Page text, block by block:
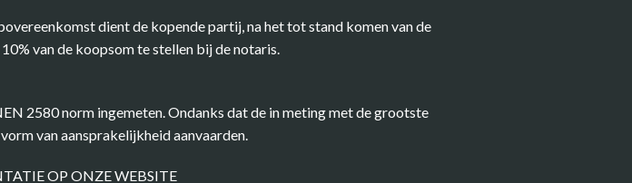
dient de kopende partij, na het tot stand komen van de
van de koopsom te stellen bij de notaris.
2580 norm ingemeten. Ondanks dat de in meting met de grootste
van aansprakelijkheid aanvaarden.
OP ONZE WEBSITE